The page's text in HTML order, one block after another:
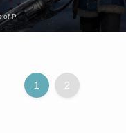
of P
1 2